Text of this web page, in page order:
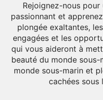
Rejoignez-nous
passionnant et
plongée exaltantes,
engagées et les
qui vous aideront à
beauté du monde
monde sous-marin et
cachées sous